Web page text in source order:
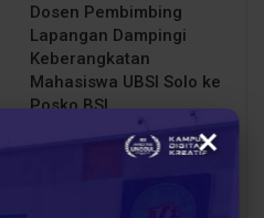
Dosen Pembimbing
Lapangan Dampingi
Keberangkatan
Mahasiswa UBSI Solo ke
Posko BSI…
×